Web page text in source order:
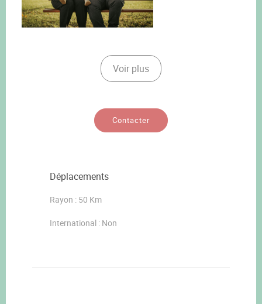
Voir plus
Contacter
Déplacements
Rayon : 50 Km
International : Non